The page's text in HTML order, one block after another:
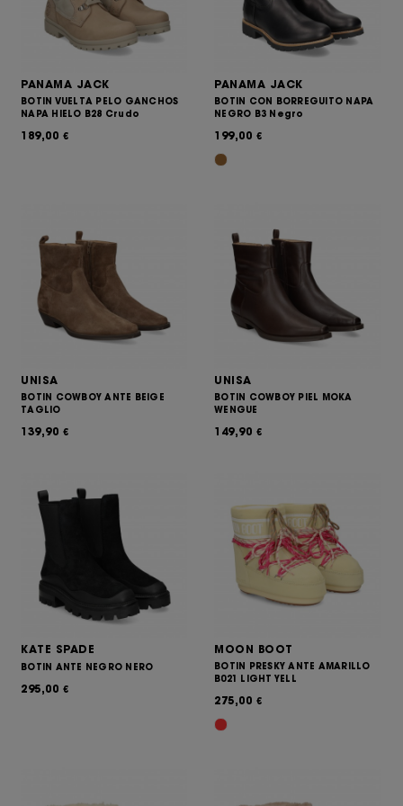
PANAMA JACK
BOTIN VUELTA PELO GANCHOS
NAPA HIELO B28 Crudo
189,00 €
PANAMA JACK
BOTIN CON BORREGUITO NAPA
NEGRO B3 Negro
199,00 €
UNISA
BOTIN COWBOY ANTE BEIGE
TAGLIO
139,90 €
UNISA
BOTIN COWBOY PIEL MOKA
WENGUE
149,90 €
KATE SPADE
BOTIN ANTE NEGRO NERO
295,00 €
MOON BOOT
BOTIN PRESKY ANTE AMARILLO
B021 LIGHT YELL
275,00 €